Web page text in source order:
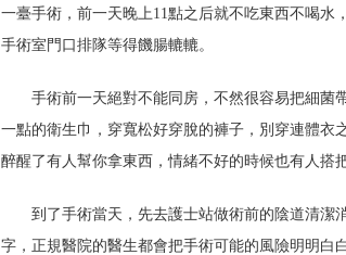
一臺手術，前一天晚上11點之后就不吃東西不喝
手術室門口排隊等得饑腸轆轆。
手術前一天絕對不能同房，不然很容易把細菌
一點的衛生巾，穿寬松好穿脫的褲子，別穿連體衣
醉醒了有人幫你拿東西，情緒不好的時候也有人搭把
到了手術當天，先去護士站做術前的陰道清潔
字，正規醫院的醫生都會把手術可能的風險明明白